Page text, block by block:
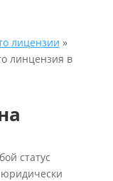
лицензии »
линцензия в
статус